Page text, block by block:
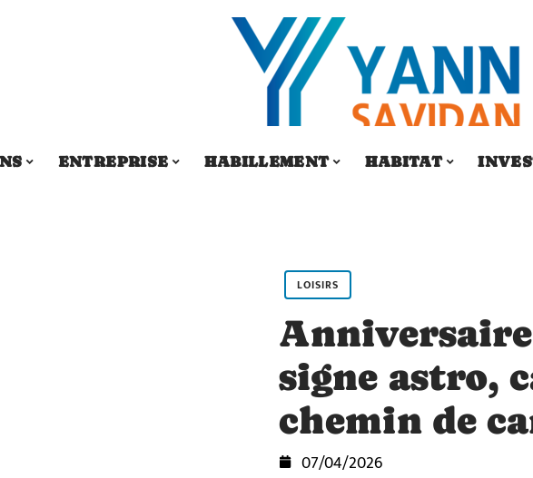
ENTREPRISE HABILLEMENT HABITAT
LOISIRS
signe astro,
chemin de
07/04/2026